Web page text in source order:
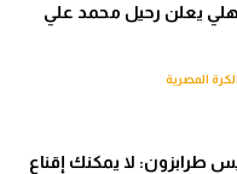
يعلن رحيل محمد علي
الكرة المصرية
طرابزون: لا يمكنك إقناع